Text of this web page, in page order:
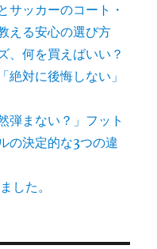
サッカーのコート・
える安心の選び方
、何を買えばいい？
絶対に後悔しない」
弾まない？」フット
の決定的な3つの違
した。